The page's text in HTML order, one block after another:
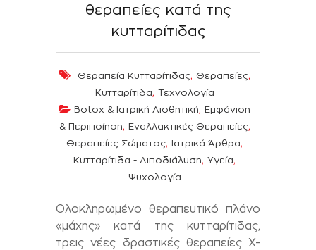
θεραπείες κατά της
κυτταρίτιδας
Θεραπεία Κυτταρίτιδας, Θεραπείες,
Κυτταρίτιδα, Τεχνολογία
Botox & Ιατρική Αισθητική, Εμφάνιση
& Περιποίηση, Εναλλακτικές Θεραπείες,
Θεραπείες Σώματος, Ιατρικά Άρθρα,
Κυτταρίτιδα - Λιποδιάλυση, Υγεία,
Ψυχολογία
Ολοκληρωμένο θεραπευτικό πλάνο
«μάχης» κατά της κυτταρίτιδας,
τρεις νέες δραστικές θεραπείες X-